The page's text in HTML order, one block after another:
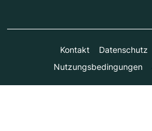
Kontakt Datenschutz
Nutzungsbedingungen